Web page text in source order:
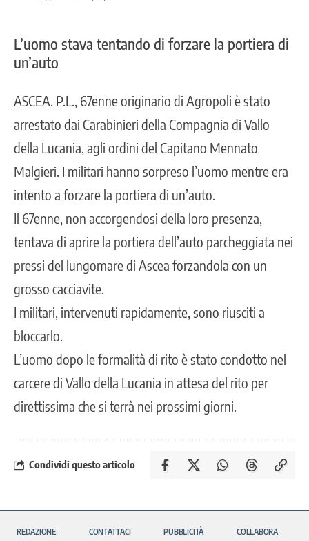
L’uomo stava tentando di forzare la portiera di
un’auto
ASCEA . P.L., 67enne originario di Agropoli è stato
arrestato dai Carabinieri della Compagnia di Vallo
della Lucania, agli ordini del Capitano Mennato
Malgieri. I militari hanno sorpreso l’uomo mentre era
intento a forzare la portiera di un’auto.
Il 67enne, non accorgendosi della loro presenza,
tentava di aprire la portiera dell’auto parcheggiata nei
pressi del lungomare di Ascea forzandola con un
grosso cacciavite.
I militari, intervenuti rapidamente, sono riusciti a
bloccarlo.
L’uomo dopo le formalità di rito è stato condotto nel
carcere di Vallo della Lucania in attesa del rito per
direttissima che si terrà nei prossimi giorni.
Condividi questo articolo
REDAZIONE CONTATTACI PUBBLICITÀ COLLABORA